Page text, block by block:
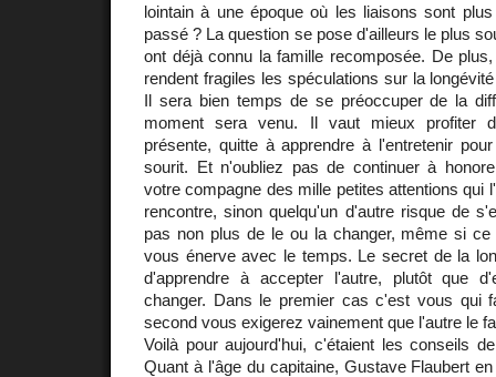
lointain à une époque où les liaisons sont
passé ? La question se pose d'ailleurs le plus
ont déjà connu la famille recomposée. De
rendent fragiles les spéculations sur la
Il sera bien temps de se préoccuper de la
moment sera venu. Il vaut mieux profiter
présente, quitte à apprendre à l'entretenir
sourit. Et n'oubliez pas de continuer à
votre compagne des mille petites attentions qui
rencontre, sinon quelqu'un d'autre risque de
pas non plus de le ou la changer, même si
vous énerve avec le temps. Le secret de la
d'apprendre à accepter l'autre, plutôt que
changer. Dans le premier cas c'est vous qui
second vous exigerez vainement que l'autre le
Voilà pour aujourd'hui, c'étaient les conseils
Quant à l'âge du capitaine, Gustave Flaubert